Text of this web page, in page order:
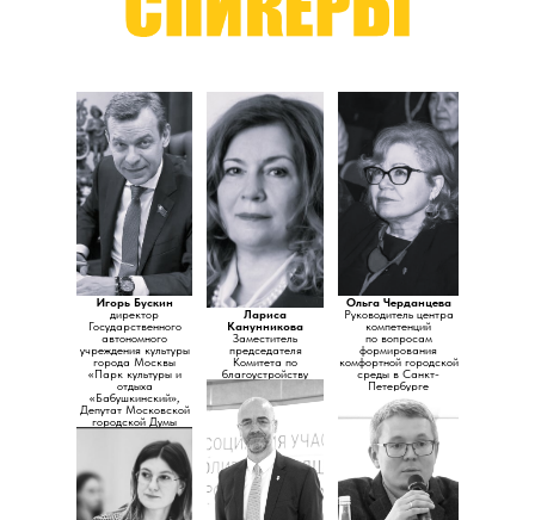
Игорь Бускин
директор
Государственного
автономного
учреждения культуры
города Москвы
«Парк культуры и
отдыха
«Бабушкинский»,
Депутат Московской
городской Думы
Лариса
Канунникова
Заместитель
председателя
Комитета по
благоустройству
Санкт-Петербурга
Ольга Черданцева
Руководитель центра
компетенций
по вопросам
формирования
комфортной городской
среды в Санкт-
Петербурге